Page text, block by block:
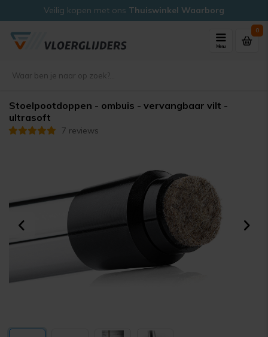
Veilig kopen met ons Thuiswinkel Waarborg
Menu
0
Stoelpootdoppen - ombuis - vervangbaar vilt -
ultrasoft
7 reviews